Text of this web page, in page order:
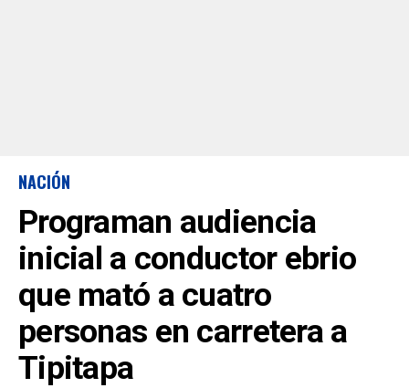
NACIÓN
Programan audiencia
inicial a conductor ebrio
que mató a cuatro
personas en carretera a
Tipitapa